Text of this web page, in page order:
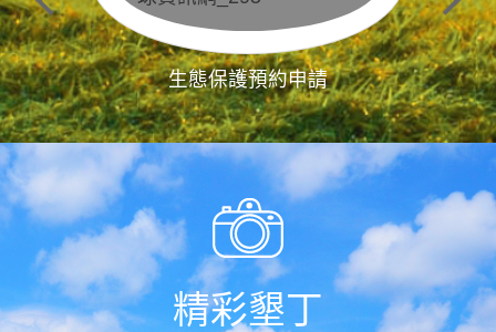
生態保護預約申請
精彩墾丁